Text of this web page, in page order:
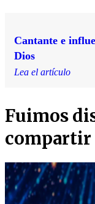
Cantante e
Dios
Lea el artículo
Fuimos
compartir